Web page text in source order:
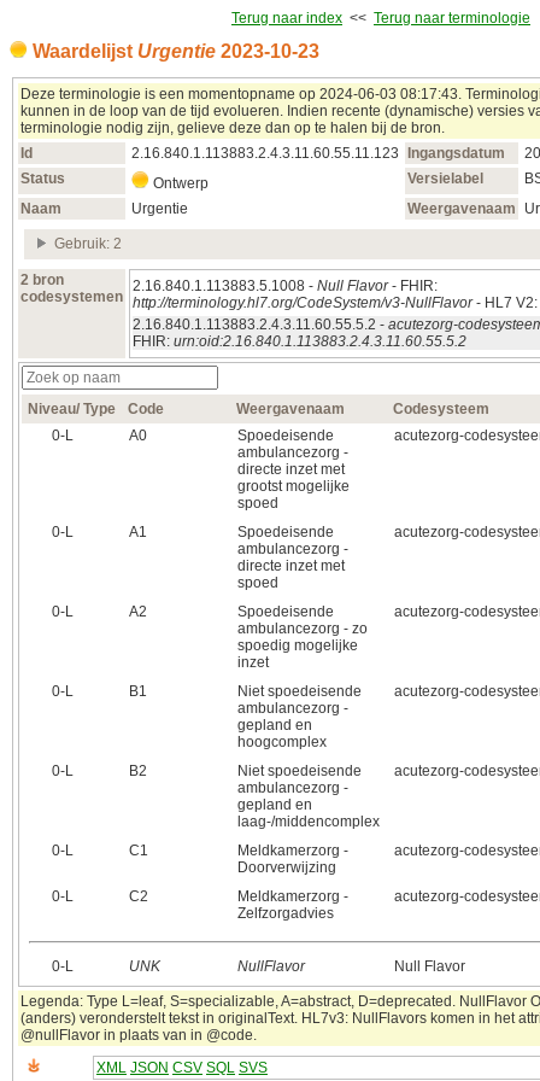
Terug naar index << Terug naar terminologie
Waardelijst Urgentie 2023‑10‑23
Deze terminologie is een momentopname op 2024‑06‑03 08:17:43.
kunnen in de loop van de tijd evolueren. Indien recente (dynamische) versies
terminologie nodig zijn, gelieve deze dan op te halen bij de bron.
Id
2.16.840.1.113883.2.4.3.11.60.55.11.123 Ingangsdatum
Status
Ontwerp Versielabel
Naam
Urgentie Weergavenaam
Gebruik: 2
2 bron
codesystemen
2.16.840.1.113883.5.1008 - Null Flavor- FHIR:
http://terminology.hl7.org/CodeSystem/v3-NullFlavor- HL7 V2:
2.16.840.1.113883.2.4.3.11.60.55.5.2 - acutezorg-
FHIR: urn:oid:2.16.840.1.113883.2.4.3.11.60.55.5.2
Niveau/ Type Code Weergavenaam
Codesysteem
0‑L
A0
Spoedeisende
ambulancezorg -
directe inzet met
grootst mogelijke
spoed
acutezorg-
0‑L A1
Spoedeisende
ambulancezorg -
directe inzet met
spoed
acutezorg-
0‑L A2
Spoedeisende
ambulancezorg - zo
spoedig mogelijke
inzet
acutezorg-
0‑L B1
Niet spoedeisende
ambulancezorg -
gepland en
hoogcomplex
acutezorg-
0‑L B2
Niet spoedeisende
ambulancezorg -
gepland en
laag-/middencomplex
acutezorg-
0‑L C1
Meldkamerzorg -
Doorverwijzing
acutezorg-
0‑L C2
Meldkamerzorg -
Zelfzorgadvies
acutezorg-
0‑L UNK NullFlavor Null Flavor
Legenda: Type L=leaf, S=specializable, A=abstract, D=deprecated. NullFlavor
(anders) veronderstelt tekst in originalText. HL7v3: NullFlavors komen in het
@nullFlavor in plaats van in @code.
XML JSON CSV SQL SVS